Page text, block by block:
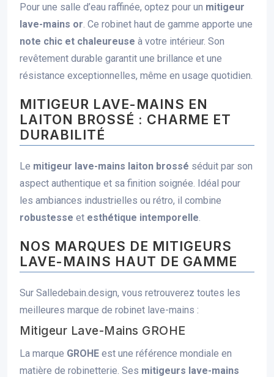
Pour une salle d’eau raffinée, optez pour un mitigeur
lave-mains or . Ce robinet haut de gamme apporte une
note chic et chaleureuse à votre intérieur. Son
revêtement durable garantit une brillance et une
résistance exceptionnelles, même en usage quotidien.
MITIGEUR LAVE-MAINS EN
LAITON BROSSÉ : CHARME ET
DURABILITÉ
Le mitigeur lave-mains laiton brossé séduit par son
aspect authentique et sa finition soignée. Idéal pour
les ambiances industrielles ou rétro, il combine
robustesse et esthétique intemporelle
NOS MARQUES DE MITIGEURS
LAVE-MAINS HAUT DE GAMME
Sur Salledebain.design, vous retrouverez toutes les
meilleures marque de robinet lave-mains :
Mitigeur Lave-Mains GROHE
La marque GROHE est une référence mondiale en
matière de robinetterie. Ses mitigeurs lave-mains